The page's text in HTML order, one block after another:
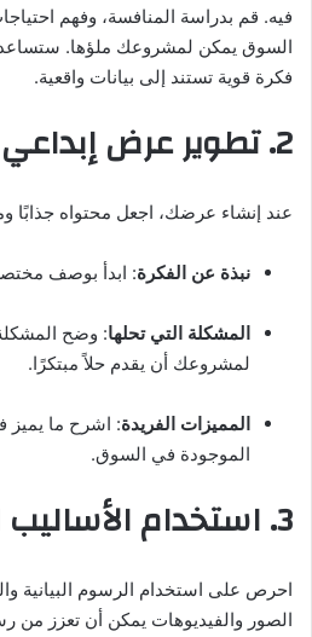
فيه. قم بدراسة المنافسة، وفهم
السوق يمكن لمشروعك ملؤها.
فكرة قوية تستند إلى بيانات واقعية.
2. تطوير عرض إبداعي
عند إنشاء عرضك، اجعل محتواه جذابًا
نبذة عن الفكرة: ابدأ بوصف
المشكلة التي تحلها: وضح
لمشروعك أن يقدم حلاً مبتكرًا.
المميزات الفريدة: اشرح ما يميز
الموجودة في السوق.
3. استخدام الأساليب البصرية
احرص على استخدام الرسوم البيانية
الصور والفيديوهات يمكن أن تعزز من